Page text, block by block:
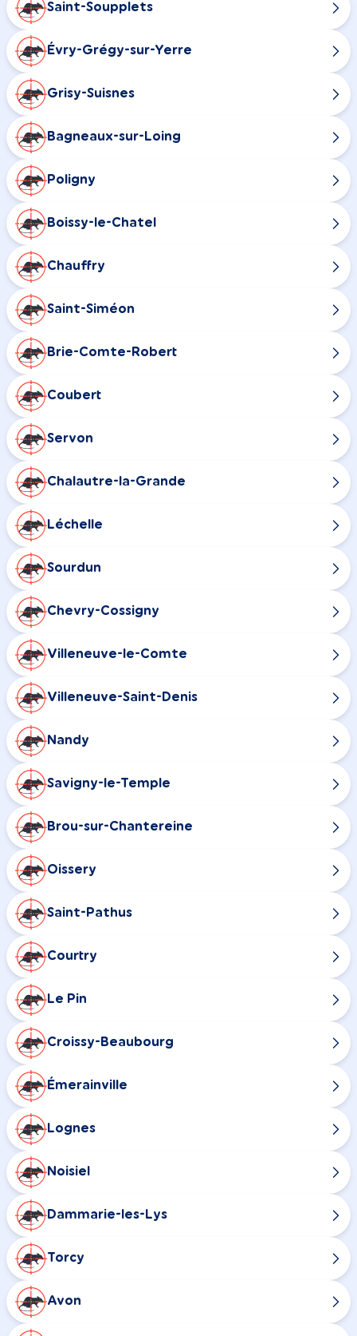
Saint-Soupplets
Évry-Grégy-sur-Yerre
Grisy-Suisnes
Bagneaux-sur-Loing
Poligny
Boissy-le-Chatel
Chauffry
Saint-Siméon
Brie-Comte-Robert
Coubert
Servon
Chalautre-la-Grande
Léchelle
Sourdun
Chevry-Cossigny
Villeneuve-le-Comte
Villeneuve-Saint-Denis
Nandy
Savigny-le-Temple
Brou-sur-Chantereine
Oissery
Saint-Pathus
Courtry
Le Pin
Croissy-Beaubourg
Émerainville
Lognes
Noisiel
Dammarie-les-Lys
Torcy
Avon